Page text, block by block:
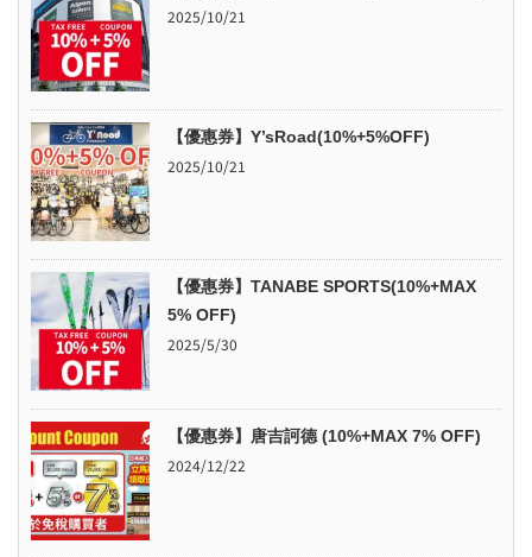
2025/10/21
【優惠券】Y’sRoad(10%+5%OFF)
2025/10/21
【優惠券】TANABE SPORTS(10%+MAX
5% OFF)
2025/5/30
【優惠券】唐吉訶德 (10%+MAX 7% OFF)
2024/12/22